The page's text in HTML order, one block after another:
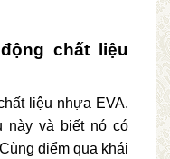
chất liệu
liệu nhựa EVA.
này và biết nó có
điểm qua khái